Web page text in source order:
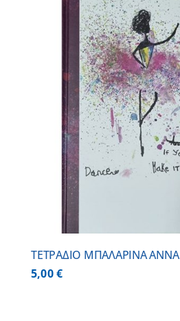
ΤΕΤΡΑΔΙΟ ΜΠΑΛΑΡΙΝΑ ΑΝΝΑ
5,00€